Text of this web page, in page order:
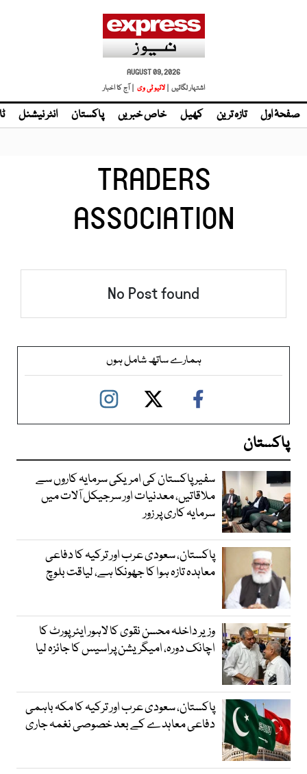
AUGUST 09, 2026
اشتہار لگائیں | لائیو ٹی وی | آج کا اخبار
صفحۂ اول تازہ ترین کھیل خاص خبریں پاکستان انٹر نیشنل
TRADERS
ASSOCIATION
No Post found
ہمارے ساتھ شامل ہوں
پاکستان
سفیر پاکستان کی امریکی سرمایہ کاروں سے
ملاقاتیں، معدنیات اور سرجیکل آلات میں
سرمایہ کاری پر زور
پاکستان، سعودی عرب اور ترکیہ کا دفاعی
معاہدہ تازہ ہوا کا جھونکا ہے، لیاقت بلوچ
وزیر داخلہ محسن نقوی کا لاہور ایئر پورٹ کا
اچانک دورہ، امیگریشن پراسیس کا جائزہ لیا
پاکستان، سعودی عرب اور ترکیہ کا مکہ باہمی
دفاعی معاہدے کے بعد خصوصی نغمہ جاری